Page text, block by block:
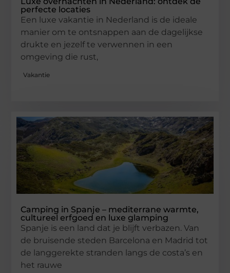
perfecte locaties
Een luxe vakantie in Nederland is de ideale
manier om te ontsnappen aan de dagelijkse
drukte en jezelf te verwennen in een
omgeving die rust,
Vakantie
Camping in Spanje – mediterrane warmte,
cultureel erfgoed en luxe glamping
Spanje is een land dat je blijft verbazen. Van
de bruisende steden Barcelona en Madrid tot
de langgerekte stranden langs de costa’s en
het rauwe